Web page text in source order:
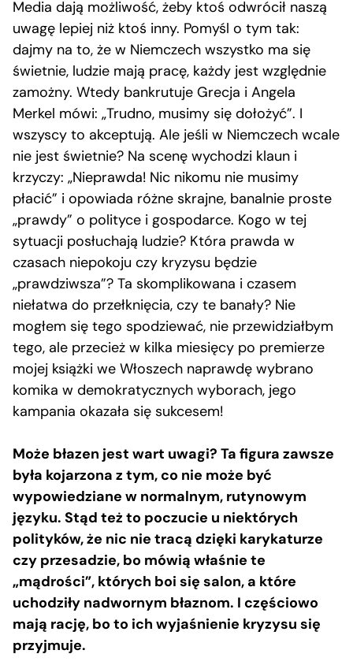
Media dają możliwość, żeby ktoś odwrócił naszą
uwagę lepiej niż ktoś inny. Pomyśl o tym tak:
dajmy na to, że w Niemczech wszystko ma się
świetnie, ludzie mają pracę, każdy jest względnie
zamożny. Wtedy bankrutuje Grecja i Angela
Merkel mówi: „Trudno, musimy się dołożyć”. I
wszyscy to akceptują. Ale jeśli w Niemczech wcale
nie jest świetnie? Na scenę wychodzi klaun i
krzyczy: „Nieprawda! Nic nikomu nie musimy
płacić” i opowiada różne skrajne, banalnie proste
„prawdy” o polityce i gospodarce. Kogo w tej
sytuacji posłuchają ludzie? Która prawda w
czasach niepokoju czy kryzysu będzie
„prawdziwsza”? Ta skomplikowana i czasem
niełatwa do przełknięcia, czy te banały? Nie
mogłem się tego spodziewać, nie przewidziałbym
tego, ale przecież w kilka miesięcy po premierze
mojej książki we Włoszech naprawdę wybrano
komika w demokratycznych wyborach, jego
kampania okazała się sukcesem!
Może błazen jest wart uwagi? Ta figura zawsze
była kojarzona z tym, co nie może być
wypowiedziane w normalnym, rutynowym
języku. Stąd też to poczucie u niektórych
polityków, że nic nie tracą dzięki karykaturze
czy przesadzie, bo mówią właśnie te
„mądrości”, których boi się salon, a które
uchodziły nadwornym błaznom. I częściowo
mają rację, bo to ich wyjaśnienie kryzysu się
przyjmuje.